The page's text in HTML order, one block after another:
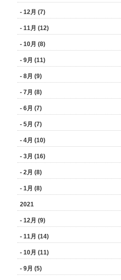
- 12月 (7)
- 11月 (12)
- 10月 (8)
- 9月 (11)
- 8月 (9)
- 7月 (8)
- 6月 (7)
- 5月 (7)
- 4月 (10)
- 3月 (16)
- 2月 (8)
- 1月 (8)
2021
- 12月 (9)
- 11月 (14)
- 10月 (11)
- 9月 (5)